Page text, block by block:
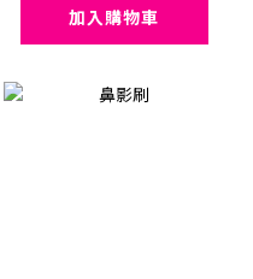
加入購物車